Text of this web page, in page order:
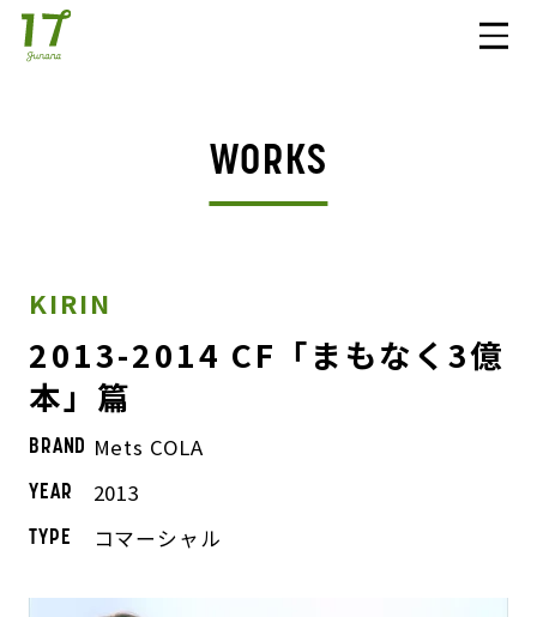
WORKS
KIRIN
2013-2014 CF「まもなく3億
本」篇
BRAND Mets COLA
YEAR 2013
TYPE コマーシャル